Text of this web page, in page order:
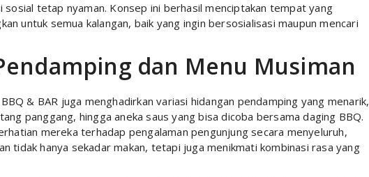
sosial tetap nyaman. Konsep ini berhasil menciptakan tempat yang
untuk semua kalangan, baik yang ingin bersosialisasi maupun mencari
dan Menu Musiman
& BAR juga menghadirkan variasi hidangan pendamping yang menarik,
panggang, hingga aneka saus yang bisa dicoba bersama daging BBQ.
mereka terhadap pengalaman pengunjung secara menyeluruh,
tidak hanya sekadar makan, tetapi juga menikmati kombinasi rasa yang